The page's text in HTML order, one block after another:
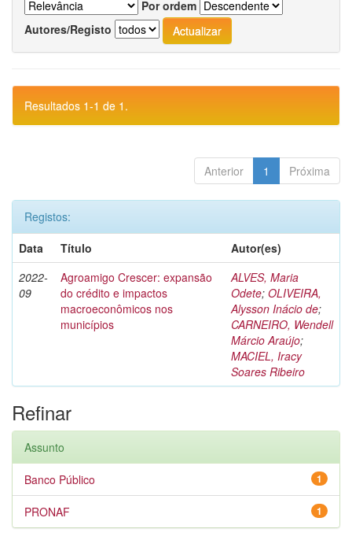
Por ordem
Autores/Registo
Resultados 1-1 de 1.
Anterior 1 Próxima
Registos:
Data
Título
Autor(es)
2022-
09
Agroamigo Crescer: expansão
do crédito e impactos
macroeconômicos nos
municípios
ALVES, Maria
Odete; OLIVEIRA,
Alysson Inácio de;
CARNEIRO, Wendell
Márcio Araújo;
MACIEL, Iracy
Soares Ribeiro
Refinar
Assunto
1
Banco Público
1
PRONAF